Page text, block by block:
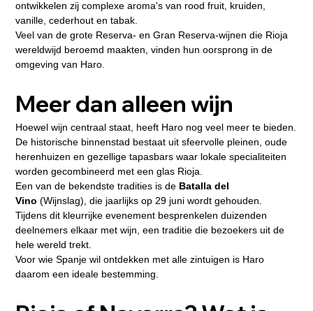
ontwikkelen zij complexe aroma's van rood fruit, kruiden,
vanille, cederhout en tabak.
Veel van de grote Reserva- en Gran Reserva-wijnen die Rioja
wereldwijd beroemd maakten, vinden hun oorsprong in de
omgeving van Haro.
Meer dan alleen wijn
Hoewel wijn centraal staat, heeft Haro nog veel meer te bieden.
De historische binnenstad bestaat uit sfeervolle pleinen, oude
herenhuizen en gezellige tapasbars waar lokale specialiteiten
worden gecombineerd met een glas Rioja.
Een van de bekendste tradities is de Batalla del
Vino (Wijnslag), die jaarlijks op 29 juni wordt gehouden.
Tijdens dit kleurrijke evenement besprenkelen duizenden
deelnemers elkaar met wijn, een traditie die bezoekers uit de
hele wereld trekt.
Voor wie Spanje wil ontdekken met alle zintuigen is Haro
daarom een ideale bestemming.